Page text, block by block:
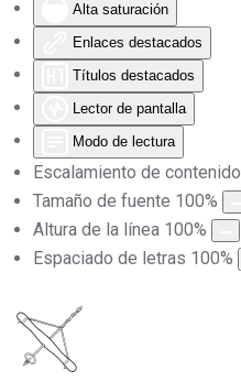
Alta saturación
Enlaces destacados
Títulos destacados
Lector de pantalla
Modo de lectura
Escalamiento de contenido
Tamaño de fuente 100%
Altura de la línea 100%
Espaciado de letras 100%